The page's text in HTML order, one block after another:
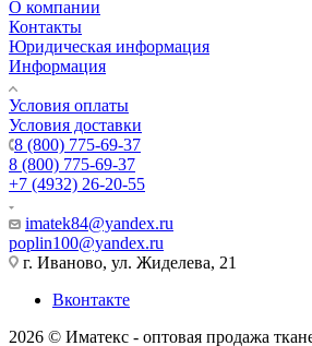
О компании
Контакты
Юридическая информация
Информация
Условия оплаты
Условия доставки
8 (800) 775-69-37
8 (800) 775-69-37
+7 (4932) 26-20-55
imatek84@yandex.ru
poplin100@yandex.ru
г. Иваново, ул. Жиделева, 21
Вконтакте
2026 © Иматекс - оптовая продажа